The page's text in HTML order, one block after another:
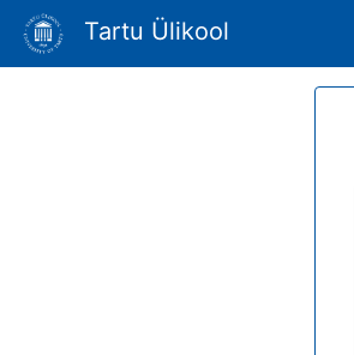
Tartu Ülikool